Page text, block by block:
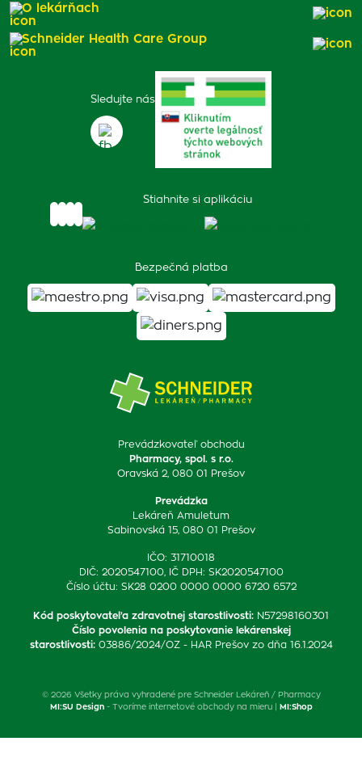
Prevádzkovateľ obchodu
Pharmacy, spol. s r.o.
Oravská 2, 080 01 Prešov
Prevádzka
Lekáreň Amuletum
Sabinovská 15, 080 01 Prešov
IČO: 31710018
DIČ: 2020547100, IČ DPH: SK2020547100
Číslo účtu: SK28 0200 0000 0000 6720 6572
Kód poskytovateľa zdravotnej starostlivosti: N57298160301
Číslo povolenia na poskytovanie lekárenskej
starostlivosti: 03886/2024/OZ - HAR Prešov zo dňa 16.1.2024
Sledujte nás
Stiahnite si aplikáciu
Bezpečná platba
O lekárňach
Schneider Health Care Group
© 2026 Všetky práva vyhradené pre Schneider Lekáreň / Pharmacy
MI:SU Design- Tvoríme internetové obchody na mieru | MI:Shop